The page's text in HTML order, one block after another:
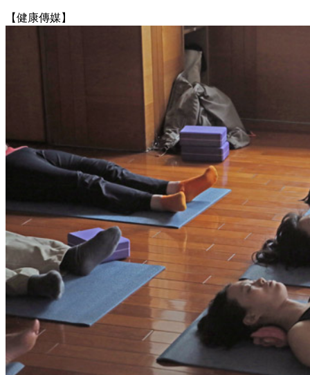
【健康傳媒】